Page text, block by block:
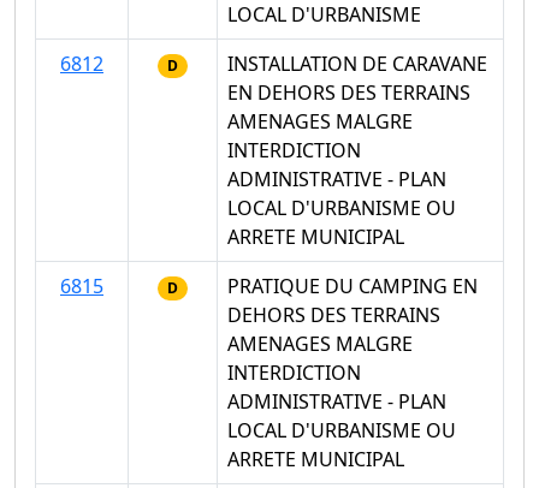
LOCAL D'URBANISME
6812
D
INSTALLATION DE CARAVANE
EN DEHORS DES TERRAINS
AMENAGES MALGRE
INTERDICTION
ADMINISTRATIVE - PLAN
LOCAL D'URBANISME OU
ARRETE MUNICIPAL
6815
D
PRATIQUE DU CAMPING EN
DEHORS DES TERRAINS
AMENAGES MALGRE
INTERDICTION
ADMINISTRATIVE - PLAN
LOCAL D'URBANISME OU
ARRETE MUNICIPAL